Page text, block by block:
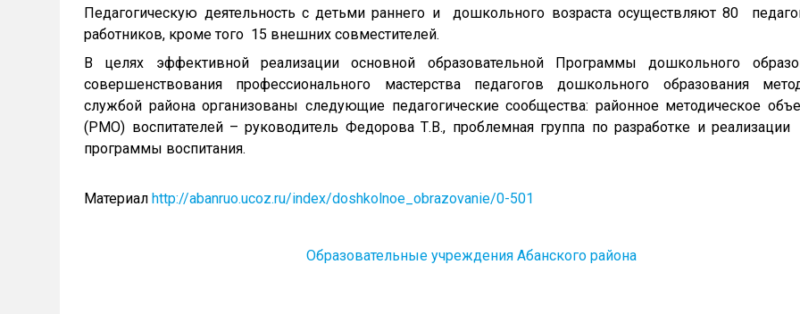
Педагогическую деятельность с детьми раннего и дошкольного возраста осуществляют 80
работников, кроме того 15 внешних совместителей.
В целях эффективной реализации основной образовательной Программы дошкольного
совершенствования профессионального мастерства педагогов дошкольного образования
службой района организованы следующие педагогические сообщества: районное методическое
(РМО) воспитателей – руководитель Федорова Т.В., проблемная группа по разработке и реализации
программы воспитания.
Материалhttp://abanruo.ucoz.ru/index/doshkolnoe_obrazovanie/0-501
Образовательные учреждения Абанского района